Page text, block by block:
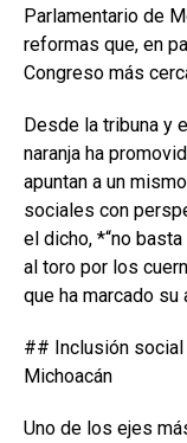
Parlamentario de
reformas que, en
Congreso más
Desde la tribuna y
naranja ha
apuntan a un
sociales con
el dicho, *“no
al toro por los
que ha marcado su
## Inclusión social
Michoacán
Uno de los ejes